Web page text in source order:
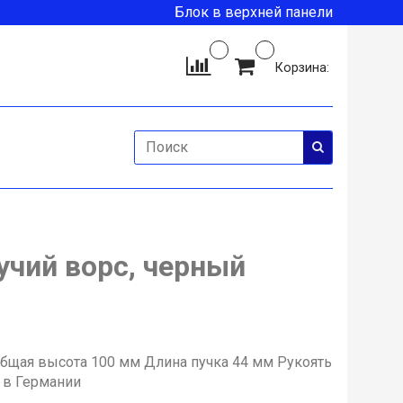
Блок в верхней панели
Корзина:
ворс, черный
высота 100 мм Длина пучка 44 мм Рукоять
Германии